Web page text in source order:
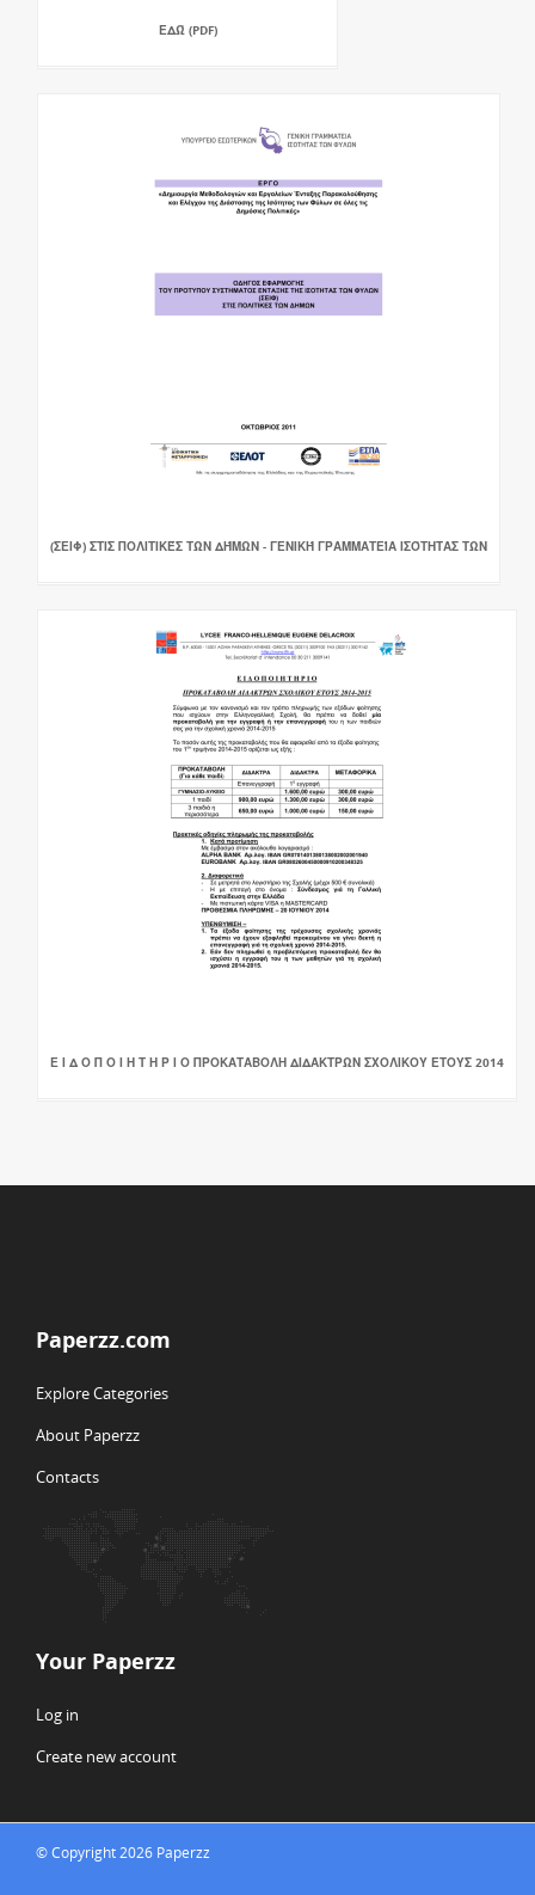
ΕΔΏ (PDF)
(ΣΕΙΦ) ΣΤΙΣ ΠΟΛΙΤΙΚΈΣ ΤΩΝ ΔΉΜΩΝ - ΓΕΝΙΚΉ ΓΡΑΜΜΑΤΕΊΑ ΙΣΌΤΗΤΑΣ ΤΩΝ
Ε Ι Δ Ο Π Ο Ι Η Τ Η Ρ Ι Ο ΠΡΟΚΑΤΑΒΟΛΗ ΔΙΔΑΚΤΡΩΝ ΣΧΟΛΙΚΟΥ ΕΤΟΥΣ 2014
Paperzz.com
Explore Categories
About Paperzz
Contacts
Your Paperzz
Log in
Create new account
© Copyright 2026 Paperzz